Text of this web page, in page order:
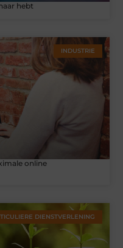
hebt
INDUSTRIE
online
DIENSTVERLENING